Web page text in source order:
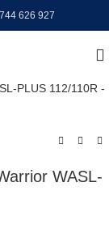
626 927
WASL-